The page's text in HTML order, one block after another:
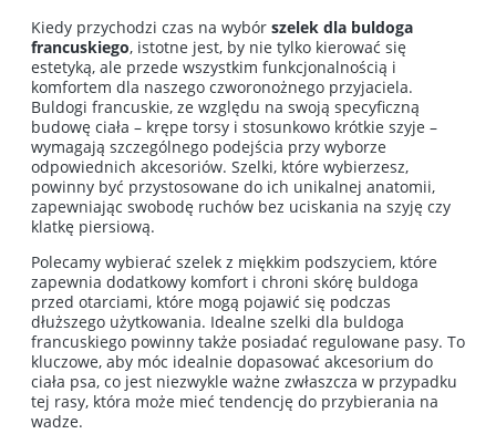
Kiedy przychodzi czas na wybór szelek dla buldoga
francuskiego, istotne jest, by nie tylko kierować się
estetyką, ale przede wszystkim funkcjonalnością i
komfortem dla naszego czworonożnego przyjaciela.
Buldogi francuskie, ze względu na swoją specyficzną
budowę ciała – krępe torsy i stosunkowo krótkie szyje –
wymagają szczególnego podejścia przy wyborze
odpowiednich akcesoriów. Szelki, które wybierzesz,
powinny być przystosowane do ich unikalnej anatomii,
zapewniając swobodę ruchów bez uciskania na szyję czy
klatkę piersiową.
Polecamy wybierać szelek z miękkim podszyciem, które
zapewnia dodatkowy komfort i chroni skórę buldoga
przed otarciami, które mogą pojawić się podczas
dłuższego użytkowania. Idealne szelki dla buldoga
francuskiego powinny także posiadać regulowane pasy. To
kluczowe, aby móc idealnie dopasować akcesorium do
ciała psa, co jest niezwykle ważne zwłaszcza w przypadku
tej rasy, która może mieć tendencję do przybierania na
wadze.